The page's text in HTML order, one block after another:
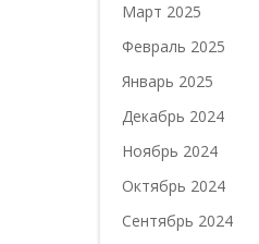
Март 2025
Февраль 2025
Январь 2025
Декабрь 2024
Ноябрь 2024
Октябрь 2024
Сентябрь 2024